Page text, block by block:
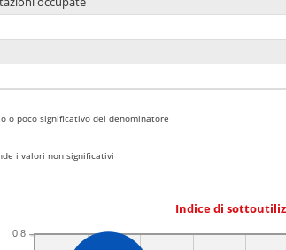
o poco significativo del denominatore
i valori non significativi
Indice di
0.8